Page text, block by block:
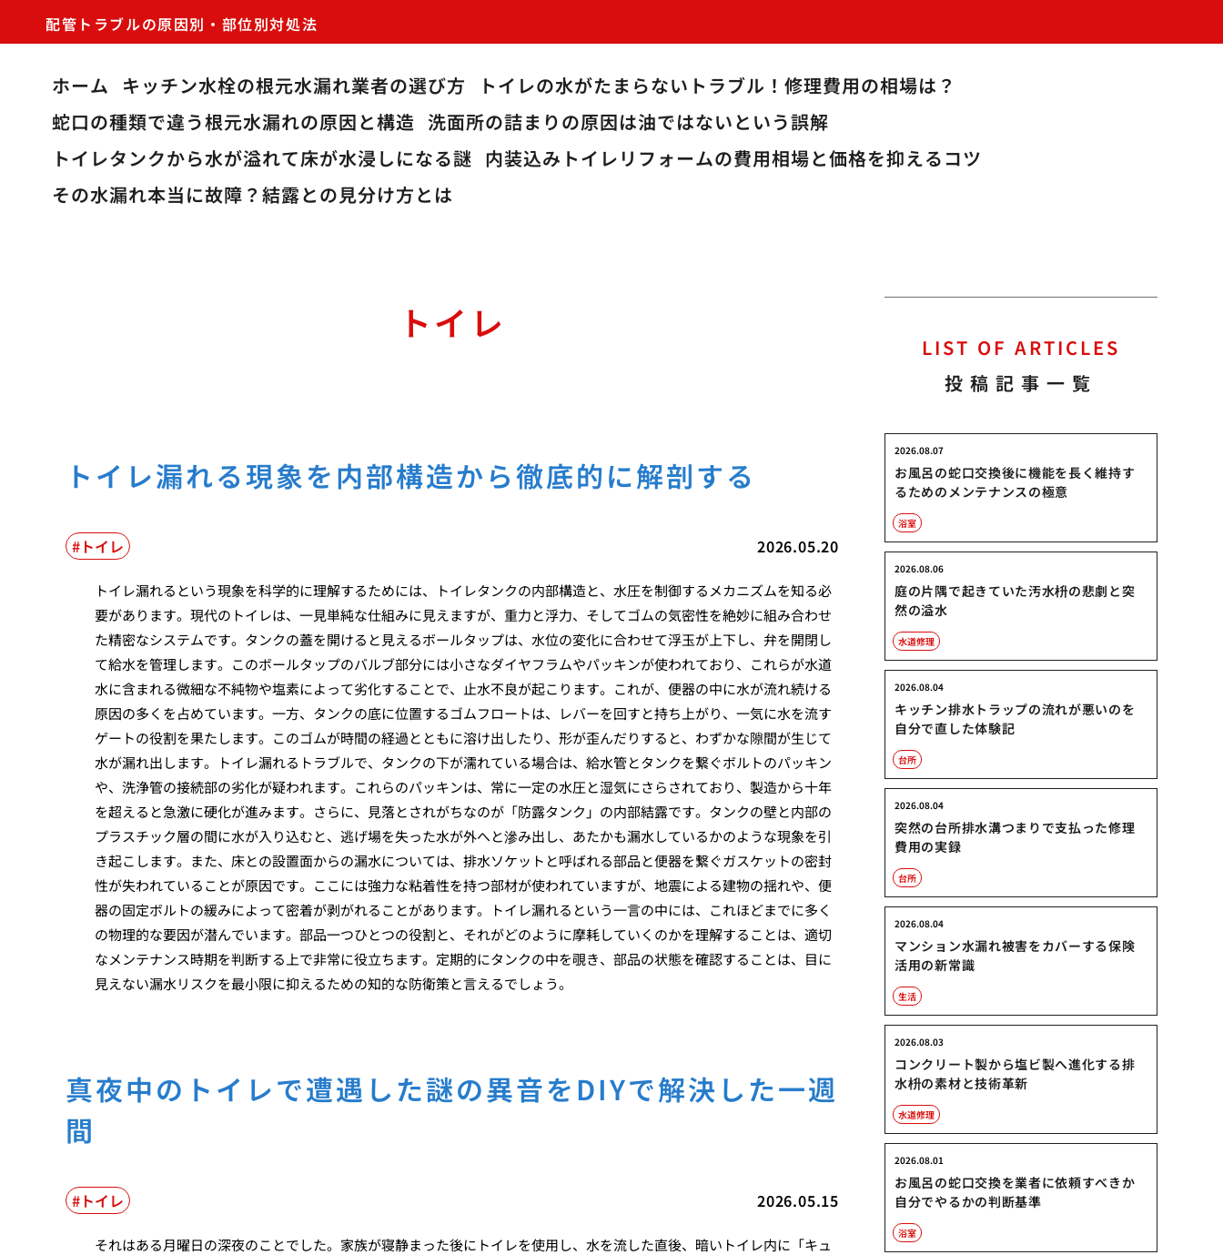
配管トラブルの原因別・部位別対処法
ホーム キッチン水栓の根元水漏れ業者の選び方
トイレの水がたまらないトラブル！修理費用の相場は？
蛇口の種類で違う根元水漏れの原因と構造 洗面所の詰まりの原因は油ではないという誤解
トイレタンクから水が溢れて床が水浸しになる謎 内装込みトイレリフォームの費用相場と価格を抑えるコツ
その水漏れ本当に故障？結露との見分け方とは
トイレ
トイレ漏れる現象を内部構造から徹底的に解剖する
2026.05.20
トイレ
トイレ漏れるという現象を科学的に理解するためには、トイレタンクの内部構造と、水圧を制御するメカニズムを知る必
要があります。現代のトイレは、一見単純な仕組みに見えますが、重力と浮力、そしてゴムの気密性を絶妙に組み合わせ
た精密なシステムです。タンクの蓋を開けると見えるボールタップは、水位の変化に合わせて浮玉が上下し、弁を開閉し
て給水を管理します。このボールタップのバルブ部分には小さなダイヤフラムやパッキンが使われており、これらが水道
水に含まれる微細な不純物や塩素によって劣化することで、止水不良が起こります。これが、便器の中に水が流れ続ける
原因の多くを占めています。一方、タンクの底に位置するゴムフロートは、レバーを回すと持ち上がり、一気に水を流す
ゲートの役割を果たします。このゴムが時間の経過とともに溶け出したり、形が歪んだりすると、わずかな隙間が生じて
水が漏れ出します。トイレ漏れるトラブルで、タンクの下が濡れている場合は、給水管とタンクを繋ぐボルトのパッキン
や、洗浄管の接続部の劣化が疑われます。これらのパッキンは、常に一定の水圧と湿気にさらされており、製造から十年
を超えると急激に硬化が進みます。さらに、見落とされがちなのが「防露タンク」の内部結露です。タンクの壁と内部の
プラスチック層の間に水が入り込むと、逃げ場を失った水が外へと滲み出し、あたかも漏水しているかのような現象を引
き起こします。また、床との設置面からの漏水については、排水ソケットと呼ばれる部品と便器を繋ぐガスケットの密封
性が失われていることが原因です。ここには強力な粘着性を持つ部材が使われていますが、地震による建物の揺れや、便
器の固定ボルトの緩みによって密着が剥がれることがあります。トイレ漏れるという一言の中には、これほどまでに多く
の物理的な要因が潜んでいます。部品一つひとつの役割と、それがどのように摩耗していくのかを理解することは、適切
なメンテナンス時期を判断する上で非常に役立ちます。定期的にタンクの中を覗き、部品の状態を確認することは、目に
見えない漏水リスクを最小限に抑えるための知的な防衛策と言えるでしょう。
真夜中のトイレで遭遇した謎の異音をDIYで解決した一週
間
2026.05.15
トイレ
それはある月曜日の深夜のことでした。家族が寝静まった後にトイレを使用し、水を流した直後、暗いトイレ内に「キュ
LIST OF ARTICLES
投稿記事一覧
お風呂の蛇口交換後に機能を長く維持す
るためのメンテナンスの極意
2026.08.07
浴室
庭の片隅で起きていた汚水枡の悲劇と突
然の溢水
2026.08.06
水道修理
キッチン排水トラップの流れが悪いのを
自分で直した体験記
2026.08.04
台所
突然の台所排水溝つまりで支払った修理
費用の実録
2026.08.04
台所
マンション水漏れ被害をカバーする保険
活用の新常識
2026.08.04
生活
コンクリート製から塩ビ製へ進化する排
水枡の素材と技術革新
2026.08.03
水道修理
お風呂の蛇口交換を業者に依頼すべきか
自分でやるかの判断基準
2026.08.01
浴室